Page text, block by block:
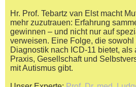
Hr. Prof. Tebartz van Elst macht
mehr zuzutrauen: Erfahrung
gewinnen – und nicht nur auf
verweisen. Eine Folge, die
Diagnostik nach ICD-11 bietet,
Praxis, Gesellschaft und
mit Autismus gibt.